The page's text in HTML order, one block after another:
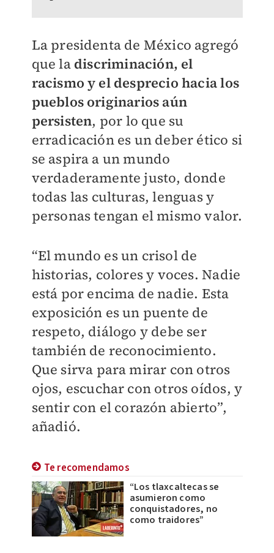
La presidenta de México agregó
que la discriminación, el
racismo y el desprecio hacia los
pueblos originarios aún
persisten, por lo que su
erradicación es un deber ético si
se aspira a un mundo
verdaderamente justo, donde
todas las culturas, lenguas y
personas tengan el mismo valor.
“El mundo es un crisol de
historias, colores y voces. Nadie
está por encima de nadie. Esta
exposición es un puente de
respeto, diálogo y debe ser
también de reconocimiento.
Que sirva para mirar con otros
ojos, escuchar con otros oídos, y
sentir con el corazón abierto”,
añadió.
Te recomendamos
“Los tlaxcaltecas se
asumieron como
conquistadores, no
como traidores”